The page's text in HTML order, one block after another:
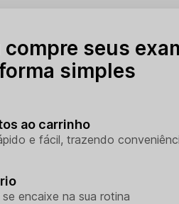
seus
simples
ao carrinho
e fácil, trazendo
encaixe na sua rotina